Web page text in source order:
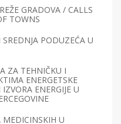
GRADOVA / CALLS
TOWNS
PODUZEĆA U
ZA TEHNIČKU I
ENERGETSKE
ENERGIJE U
MEDICINSKIH U